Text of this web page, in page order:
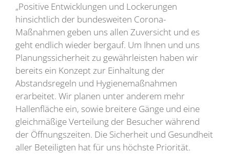
„Positive Entwicklungen und Lockerungen
hinsichtlich der bundesweiten Corona-
Maßnahmen geben uns allen Zuversicht und es
geht endlich wieder bergauf. Um Ihnen und uns
Planungssicherheit zu gewährleisten haben wir
bereits ein Konzept zur Einhaltung der
Abstandsregeln und Hygienemaßnahmen
erarbeitet. Wir planen unter anderem mehr
Hallenfläche ein, sowie breitere Gänge und eine
gleichmäßige Verteilung der Besucher während
der Öffnungszeiten. Die Sicherheit und Gesundheit
aller Beteiligten hat für uns höchste Priorität.